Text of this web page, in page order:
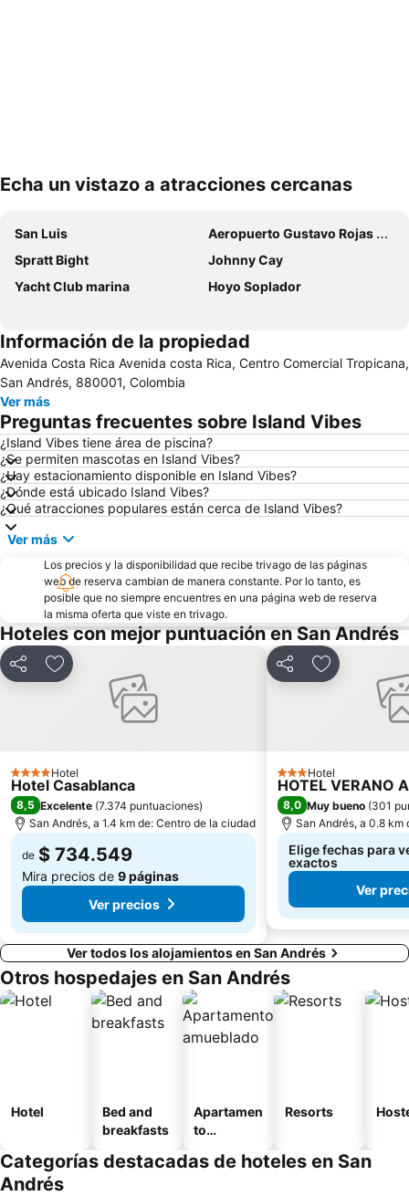
Echa un vistazo a atracciones cercanas
San Luis
Aeropuerto Gustavo Rojas Pinilla
Spratt Bight
Johnny Cay
Yacht Club marina
Hoyo Soplador
Información de la propiedad
Avenida Costa Rica Avenida costa Rica, Centro Comercial Tropicana,
San Andrés, 880001, Colombia
Ver más
Preguntas frecuentes sobre Island Vibes
¿Island Vibes tiene área de piscina?
¿Se permiten mascotas en Island Vibes?
¿Hay estacionamiento disponible en Island Vibes?
¿Dónde está ubicado Island Vibes?
¿Qué atracciones populares están cerca de Island Vibes?
Ver más
Los precios y la disponibilidad que recibe trivago de las páginas
web de reserva cambian de manera constante. Por lo tanto, es
posible que no siempre encuentres en una página web de reserva
la misma oferta que viste en trivago.
Hoteles con mejor puntuación en San Andrés
CompartirAgregar a favoritos
4 Estrellas
Hotel
Hotel Casablanca
8,5 Excelente (7.374 puntuaciones)
San Andrés, a 1.4 km de: Centro de la ciudad
de $ 734.549
Mira precios de 9 páginas
Ver precios
CompartirAgregar a
3 Estrellas
Hotel
HOTEL VERANO
8,0 Muy bueno (301
San Andrés, a 0.8 km
Elige fechas para
exactos
Ver
Ver todos los alojamientos en San Andrés
Otros hospedajes en San Andrés
Hotel
Bed and
breakfasts
Apartamen
to
o
Resorts
Categorías destacadas de hoteles en San
Andrés